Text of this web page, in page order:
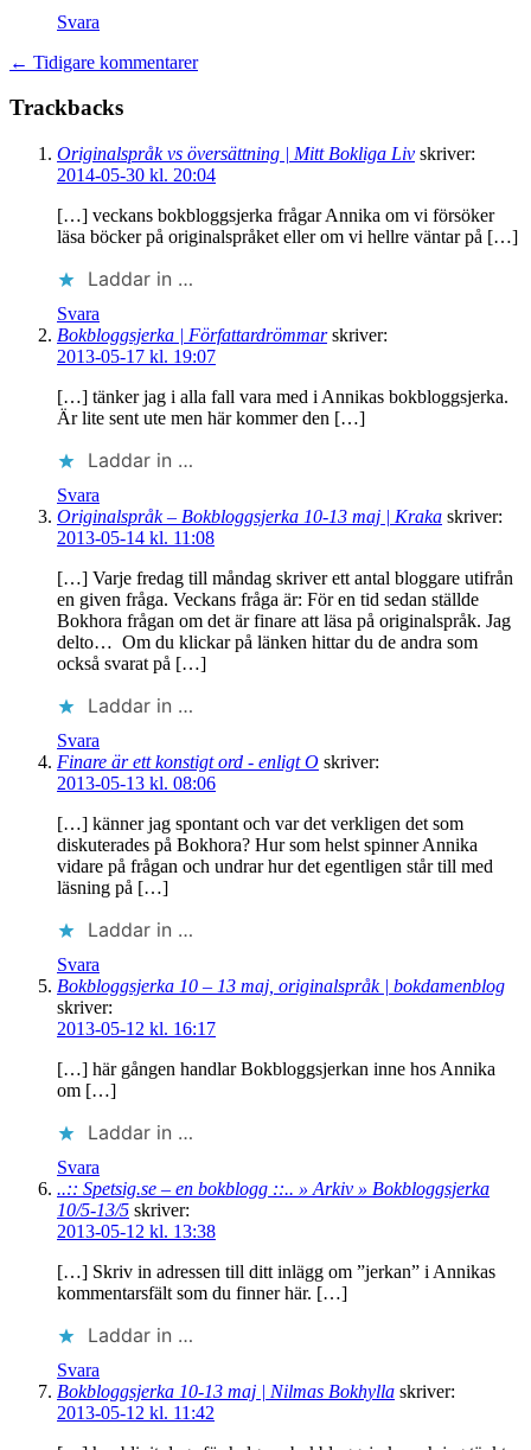
Svara
← Tidigare kommentarer
Trackbacks
Originalspråk vs översättning | Mitt Bokliga Liv skriver:
2014-05-30 kl. 20:04
[…] veckans bokbloggsjerka frågar Annika om vi försöker
läsa böcker på originalspråket eller om vi hellre väntar på […]
Laddar in …
Svara
Bokbloggsjerka | Författardrömmar skriver:
2013-05-17 kl. 19:07
[…] tänker jag i alla fall vara med i Annikas bokbloggsjerka.
Är lite sent ute men här kommer den […]
Laddar in …
Svara
Originalspråk – Bokbloggsjerka 10-13 maj | Kraka skriver:
2013-05-14 kl. 11:08
[…] Varje fredag till måndag skriver ett antal bloggare utifrån
en given fråga. Veckans fråga är: För en tid sedan ställde
Bokhora frågan om det är finare att läsa på originalspråk. Jag
delto… Om du klickar på länken hittar du de andra som
också svarat på […]
Laddar in …
Svara
Finare är ett konstigt ord - enligt O skriver:
2013-05-13 kl. 08:06
[…] känner jag spontant och var det verkligen det som
diskuterades på Bokhora? Hur som helst spinner Annika
vidare på frågan och undrar hur det egentligen står till med
läsning på […]
Laddar in …
Svara
Bokbloggsjerka 10 – 13 maj, originalspråk | bokdamenblog
skriver:
2013-05-12 kl. 16:17
[…] här gången handlar Bokbloggsjerkan inne hos Annika
om […]
Laddar in …
Svara
..:: Spetsig.se – en bokblogg ::.. » Arkiv » Bokbloggsjerka
10/5-13/5 skriver:
2013-05-12 kl. 13:38
[…] Skriv in adressen till ditt inlägg om ”jerkan” i Annikas
kommentarsfält som du finner här. […]
Laddar in …
Svara
Bokbloggsjerka 10-13 maj | Nilmas Bokhylla skriver:
2013-05-12 kl. 11:42